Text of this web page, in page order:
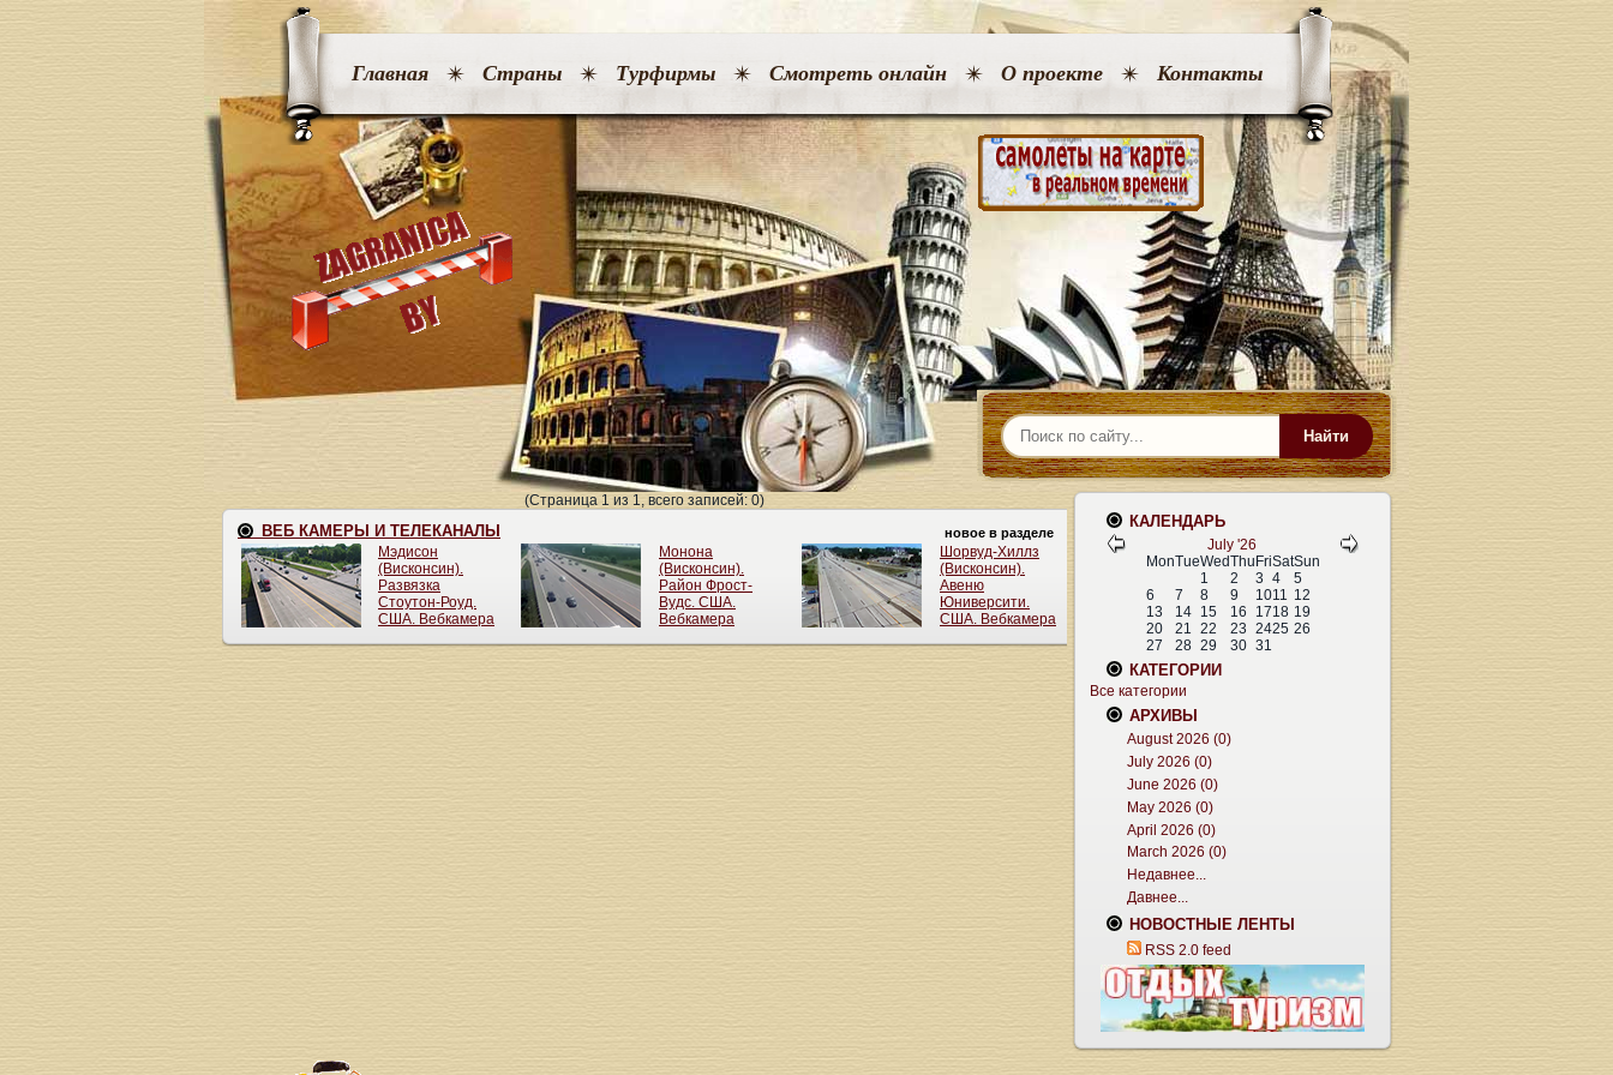
Главная Страны Турфирмы Смотреть онлайн О проекте Контакты
Найти
(Страница 1 из 1, всего записей: 0)
КАЛЕНДАРЬ
July '26
MonTueWedThu FriSatSun
1
2 3 4
5
6
7 8 9 1011 12
13
14 15 16 1718 19
20
21 22 23 2425 26
27
28 29 30 31
КАТЕГОРИИ
Все категории
АРХИВЫ
August 2026 (0)
July 2026 (0)
June 2026 (0)
May 2026 (0)
April 2026 (0)
March 2026 (0)
Недавнее...
Давнее...
НОВОСТНЫЕ ЛЕНТЫ
RSS 2.0 feed